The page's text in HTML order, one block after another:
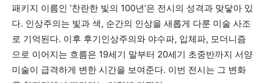
패키지 이름인 ‘찬란한 빛의 100년’은 전시의 성격과 맞닿아 있
다. 인상주의는 빛과 색, 순간의 인상을 새롭게 다룬 미술 사조
로 기억된다. 이후 후기인상주의와 야수파, 입체파, 모더니즘
으로 이어지는 흐름은 19세기 말부터 20세기 초중반까지 서양
미술이 급격하게 변한 시간을 보여준다. 이번 전시는 그 변화